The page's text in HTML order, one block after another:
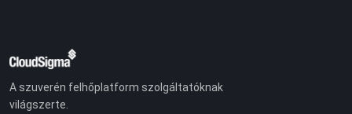
A szuverén felhőplatform szolgáltatóknak
világszerte.